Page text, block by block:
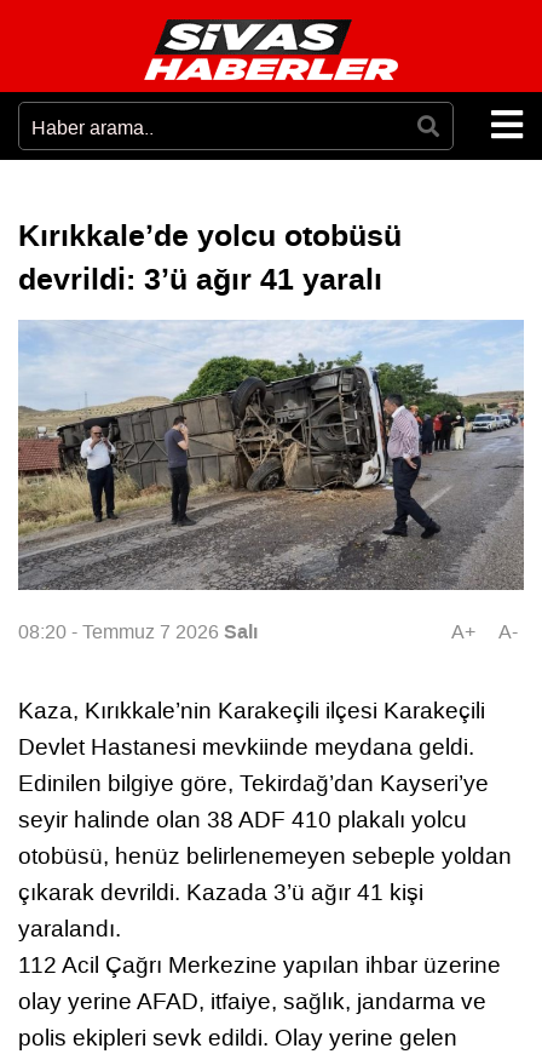
Kırıkkale’de yolcu otobüsü
devrildi: 3’ü ağır 41 yaralı
08:20 - Temmuz 7 2026 Salı A+ A-
Kaza, Kırıkkale’nin Karakeçili ilçesi Karakeçili
Devlet Hastanesi mevkiinde meydana geldi.
Edinilen bilgiye göre, Tekirdağ’dan Kayseri’ye
seyir halinde olan 38 ADF 410 plakalı yolcu
otobüsü, henüz belirlenemeyen sebeple yoldan
çıkarak devrildi. Kazada 3’ü ağır 41 kişi
yaralandı.
112 Acil Çağrı Merkezine yapılan ihbar üzerine
olay yerine AFAD, itfaiye, sağlık, jandarma ve
polis ekipleri sevk edildi. Olay yerine gelen